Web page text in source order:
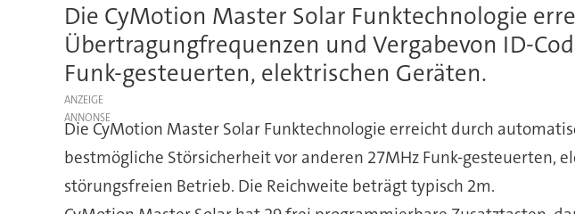
Die CyMotion Master Solar Funktechnologie
Übertragungfrequenzen und Vergabevon ID-
Funk-gesteuerten, elektrischen Geräten.
ANZEIGE
Die CyMotion Master Solar Funktechnologie erreicht durch
bestmögliche Störsicherheit vor anderen 27MHz Funk-gesteuerten,
störungsfreien Betrieb. Die Reichweite beträgt typisch 2m.